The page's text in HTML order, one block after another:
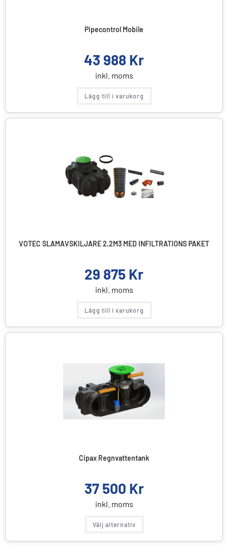
Pipecontrol Mobile
43 988 Kr
inkl. moms
Lägg till i varukorg
VOTEC SLAMAVSKILJARE 2,2M3 MED INFILTRATIONS PAKET
29 875 Kr
inkl. moms
Lägg till i varukorg
Cipax Regnvattentank
37 500 Kr
inkl. moms
Välj alternativ